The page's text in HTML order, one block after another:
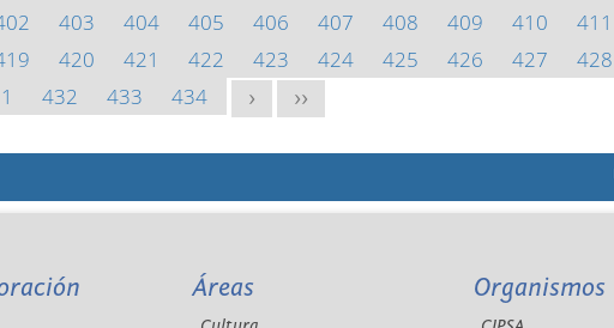
403 404 405 406 407 408 409 410
411
420 421 422 423 424 425 426 427
428
432 433 434 > >>
Áreas Organismos